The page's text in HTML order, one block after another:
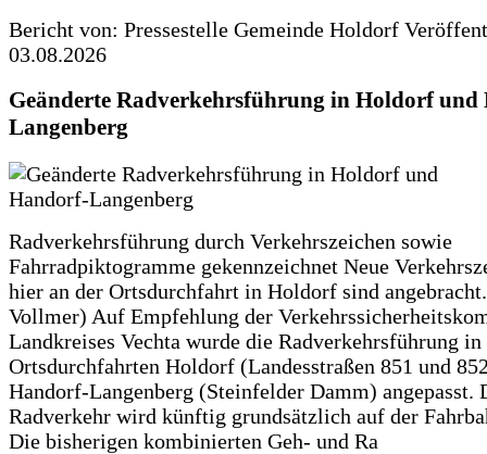
Bericht von: Pressestelle Gemeinde Holdorf
03.08.2026
Geänderte Radverkehrsführung in Holdorf
Langenberg
Radverkehrsführung durch Verkehrszeichen sowie
Fahrradpiktogramme gekennzeichnet Neue
hier an der Ortsdurchfahrt in Holdorf sind
Vollmer) Auf Empfehlung der
Landkreises Vechta wurde die Radverkehrsführung in
Ortsdurchfahrten Holdorf (Landesstraßen 851 und
Handorf-Langenberg (Steinfelder Damm) angepasst.
Radverkehr wird künftig grundsätzlich auf der
Die bisherigen kombinierten Geh- und Ra